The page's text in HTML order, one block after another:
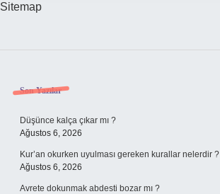
Sitemap
Sidebar
Son Yazılar
Düşünce kalça çıkar mı ?
Ağustos 6, 2026
Kur’an okurken uyulması gereken kurallar nelerdir ?
Ağustos 6, 2026
Avrete dokunmak abdesti bozar mı ?